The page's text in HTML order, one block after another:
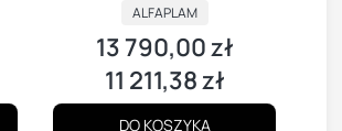
ALFAPLAM
Cena
13 790,00 zł
Cena
11 211,38 zł
DO KOSZYKA